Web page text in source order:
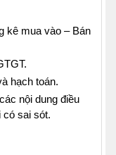
kê mua vào – Bán
hạch toán.
nội dung điều
có sai sót.